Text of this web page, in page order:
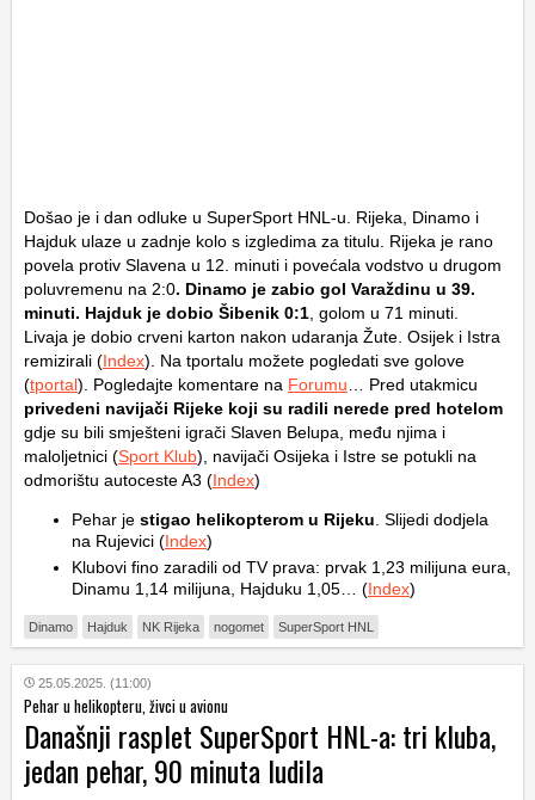
Došao je i dan odluke u SuperSport HNL-u. Rijeka, Dinamo i
Hajduk ulaze u zadnje kolo s izgledima za titulu. Rijeka je rano
povela protiv Slavena u 12. minuti i povećala vodstvo u drugom
poluvremenu na 2:0. Dinamo je zabio gol Varaždinu u 39.
minuti. Hajduk je dobio Šibenik 0:1 , golom u 71 minuti.
Livaja je dobio crveni karton nakon udaranja Žute. Osijek i Istra
remizirali (Index). Na tportalu možete pogledati sve golove
(tportal). Pogledajte komentare na Forumu … Pred utakmicu
privedeni navijači Rijeke koji su radili nerede pred hotelom
gdje su bili smješteni igrači Slaven Belupa, među njima i
maloljetnici (Sport Klub), navijači Osijeka i Istre se potukli na
odmorištu autoceste A3 (Index)
Pehar je stigao helikopterom u Rijeku . Slijedi dodjela
na Rujevici (Index)
Klubovi fino zaradili od TV prava: prvak 1,23 milijuna eura,
Dinamu 1,14 milijuna, Hajduku 1,05… (Index)
Dinamo Hajduk NK Rijeka nogomet SuperSport HNL
25.05.2025. (11:00)
Pehar u helikopteru, živci u avionu
Današnji rasplet SuperSport HNL-a: tri kluba,
jedan pehar, 90 minuta ludila